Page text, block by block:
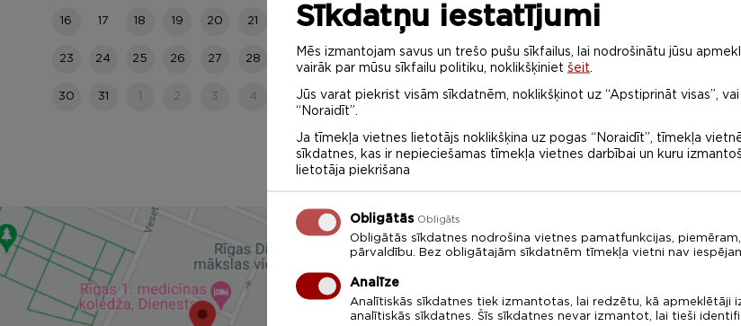
16 17 18 19 20 21 22
23 24 25 26 27 28 29
30 31 2 3 4
LU Rīgas 1. medicīnas koledža
Uzņemšanas komisija: +371
67378094
Sīkdatņu iestatījumi
Mēs izmantojam savus un trešo pušu sīkfailus, lai nodrošinātu jūsu
vairāk par mūsu sīkfailu politiku, noklikšķiniet šeit
Jūs varat piekrist visām sīkdatnēm, noklikšķinot uz “Apstiprināt visas”,
“Noraidīt”.
Ja tīmekļa vietnes lietotājs noklikšķina uz pogas “Noraidīt”, tīmekļa
sīkdatnes, kas ir nepieciešamas tīmekļa vietnes darbībai un kuru
lietotāja piekrišana
Obligātās Obligāts
Obligātās sīkdatnes nodrošina vietnes pamatfunkcijas,
pārvaldību. Bez obligātajām sīkdatnēm tīmekļa vietni nav
Analīze
Analītiskās sīkdatnes tiek izmantotas, lai redzētu, kā apmeklētāji
analītiskās sīkdatnes. Šīs sīkdatnes nevar izmantot, lai tieši